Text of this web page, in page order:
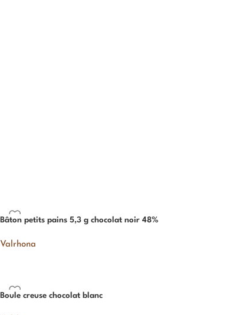
Bâton petits pains 5,3 g chocolat noir 48%
Valrhona
Boule creuse chocolat blanc